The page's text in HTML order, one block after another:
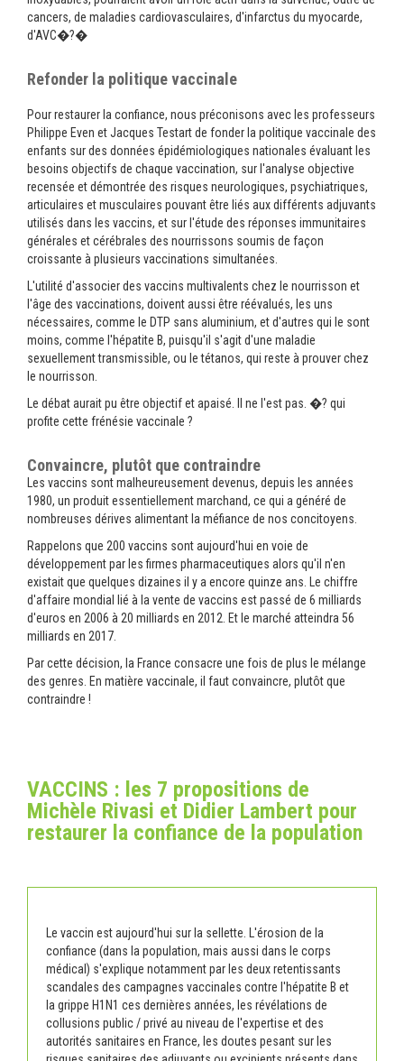
cancers, de maladies cardiovasculaires, d'infarctus du myocarde,
d'AVC�?�
Refonder la politique vaccinale
Pour restaurer la confiance, nous préconisons avec les professeurs
Philippe Even et Jacques Testart de fonder la politique vaccinale des
enfants sur des données épidémiologiques nationales évaluant les
besoins objectifs de chaque vaccination, sur l'analyse objective
recensée et démontrée des risques neurologiques, psychiatriques,
articulaires et musculaires pouvant être liés aux différents adjuvants
utilisés dans les vaccins, et sur l'étude des réponses immunitaires
générales et cérébrales des nourrissons soumis de façon
croissante à plusieurs vaccinations simultanées.
L'utilité d'associer des vaccins multivalents chez le nourrisson et
l'âge des vaccinations, doivent aussi être réévalués, les uns
nécessaires, comme le DTP sans aluminium, et d'autres qui le sont
moins, comme l'hépatite B, puisqu'il s'agit d'une maladie
sexuellement transmissible, ou le tétanos, qui reste à prouver chez
le nourrisson.
Le débat aurait pu être objectif et apaisé. Il ne l'est pas. �? qui
profite cette frénésie vaccinale ?
Convaincre, plutôt que contraindre
Les vaccins sont malheureusement devenus, depuis les années
1980, un produit essentiellement marchand, ce qui a généré de
nombreuses dérives alimentant la méfiance de nos concitoyens.
Rappelons que 200 vaccins sont aujourd'hui en voie de
développement par les firmes pharmaceutiques alors qu'il n'en
existait que quelques dizaines il y a encore quinze ans. Le chiffre
d'affaire mondial lié à la vente de vaccins est passé de 6 milliards
d'euros en 2006 à 20 milliards en 2012. Et le marché atteindra 56
milliards en 2017.
Par cette décision, la France consacre une fois de plus le mélange
des genres. En matière vaccinale, il faut convaincre, plutôt que
contraindre !
VACCINS : les 7 propositions de
Michèle Rivasi et Didier Lambert pour
restaurer la confiance de la population
Le vaccin est aujourd'hui sur la sellette. L'érosion de la
confiance (dans la population, mais aussi dans le corps
médical) s'explique notamment par les deux retentissants
scandales des campagnes vaccinales contre l'hépatite B et
la grippe H1N1 ces dernières années, les révélations de
collusions public / privé au niveau de l'expertise et des
autorités sanitaires en France, les doutes pesant sur les